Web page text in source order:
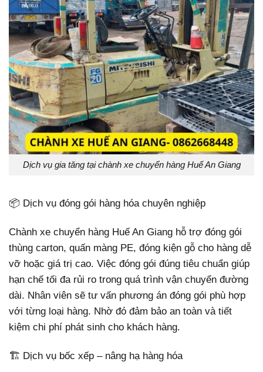
Dịch vụ gia tăng tại chành xe chuyển hàng Huế An Giang
📦 Dịch vụ đóng gói hàng hóa chuyên nghiệp
Chành xe chuyển hàng Huế An Giang hỗ trợ đóng gói
thùng carton, quấn màng PE, đóng kiện gỗ cho hàng dễ
vỡ hoặc giá trị cao. Việc đóng gói đúng tiêu chuẩn giúp
hạn chế tối đa rủi ro trong quá trình vận chuyển đường
dài. Nhân viên sẽ tư vấn phương án đóng gói phù hợp
với từng loại hàng. Nhờ đó đảm bảo an toàn và tiết
kiệm chi phí phát sinh cho khách hàng.
🏗️ Dịch vụ bốc xếp – nâng hạ hàng hóa